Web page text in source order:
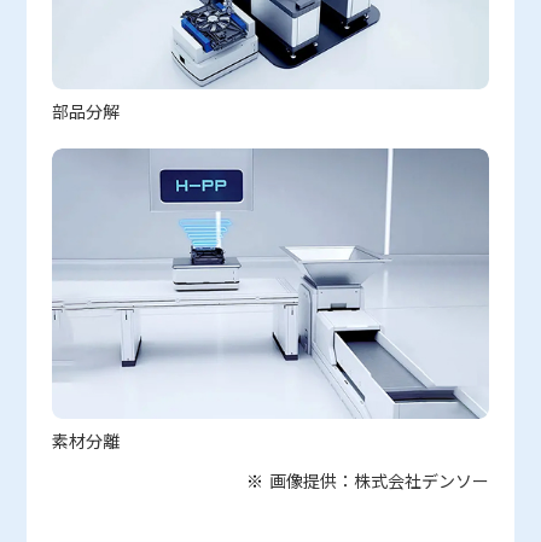
部品分解
素材分離
画像提供：株式会社デンソー